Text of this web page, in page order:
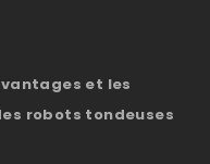
et les
robots tondeuses